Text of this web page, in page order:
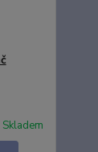
Skladem